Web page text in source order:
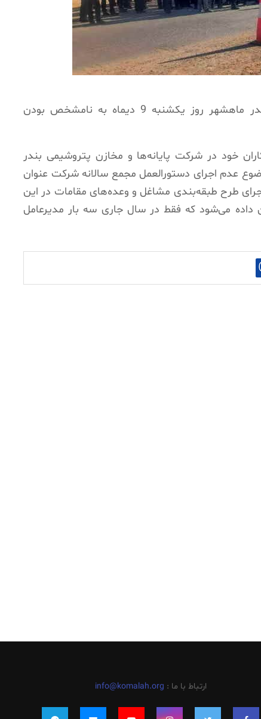
گروهی از شرکت پایانه‌ها و مخازن پتروشیمی بندر ماهشهر روز یکشنبه 9 دیماه به نامشخص بودن
خود در شرکت پایانه‌ها و مخازن پتروشیمی بندر
عدم اجرای دستورالعمل مجمع سالانه شرکت عنوان
طرح طبقه‌بندی مشاغل و وعده‌های مقامات در این
داده می‌شود که فقط در سال جاری سه بار مدیرعامل
ارتباط با ما : info@komalah.org